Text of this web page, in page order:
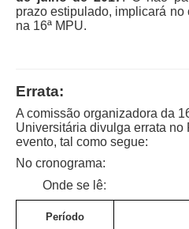
prazo estipulado, implicará
na 16ª MPU.
Errata:
A comissão organizadora da
Universitária divulga errata no
evento, tal como segue:
No cronograma:
Onde se lê:
Período